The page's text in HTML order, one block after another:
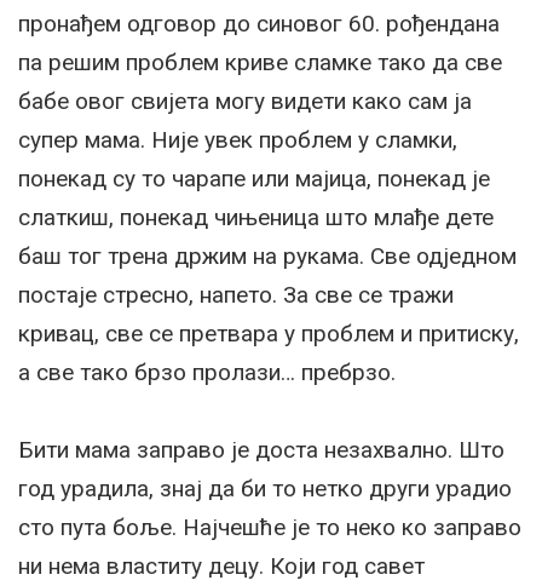
пронађем одговор до синовог 60. рођендана
па решим проблем криве сламке тако да све
бабе овог свијета могу видети како сам ја
супер мама. Није увек проблем у сламки,
понекад су то чарапе или мајица, понекад је
слаткиш, понекад чињеница што млађе дете
баш тог трена држим на рукама. Све одједном
постаје стресно, напето. За све се тражи
кривац, све се претвара у проблем и притиску,
а све тако брзо пролази… пребрзо.
Бити мама заправо је доста незахвално. Што
год урадила, знај да би то нетко други урадио
сто пута боље. Најчешће је то неко ко заправо
ни нема властиту децу. Који год савет